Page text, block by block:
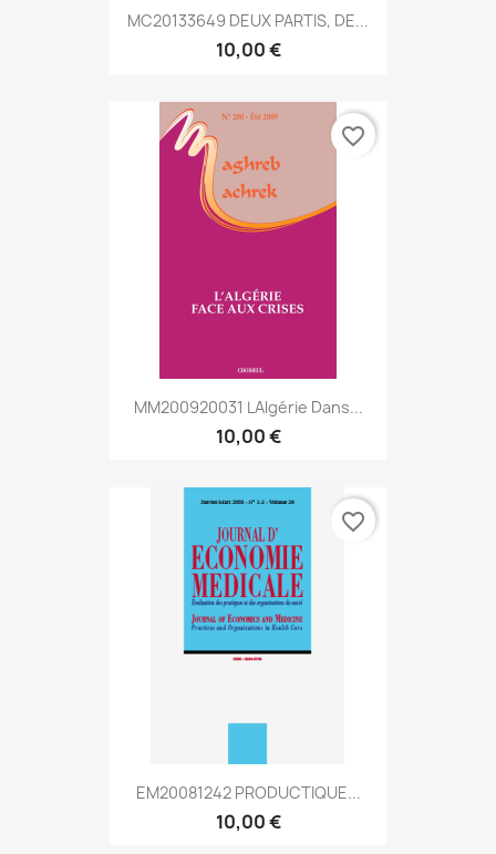
MC20133649 DEUX PARTIS, DE...
10,00 €
MM200920031 LAlgérie Dans...
10,00 €
favorite_border
EM20081242 PRODUCTIQUE...
10,00 €
favorite_border